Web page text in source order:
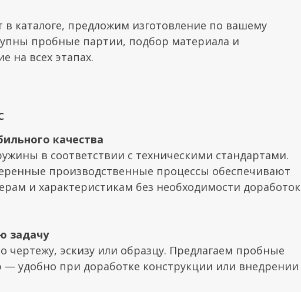
в каталоге, предложим изготовление по вашему
пробные партии, подбор материала и
на всех этапах.
качества
в соответствии с техническими стандартами.
производственные процессы обеспечивают
и характеристикам без необходимости доработок
задачу
чертежу, эскизу или образцу. Предлагаем пробные
— удобно при доработке конструкции или внедрении